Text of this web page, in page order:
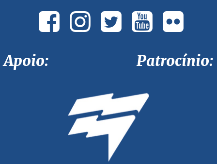
Apoio: Patrocínio: